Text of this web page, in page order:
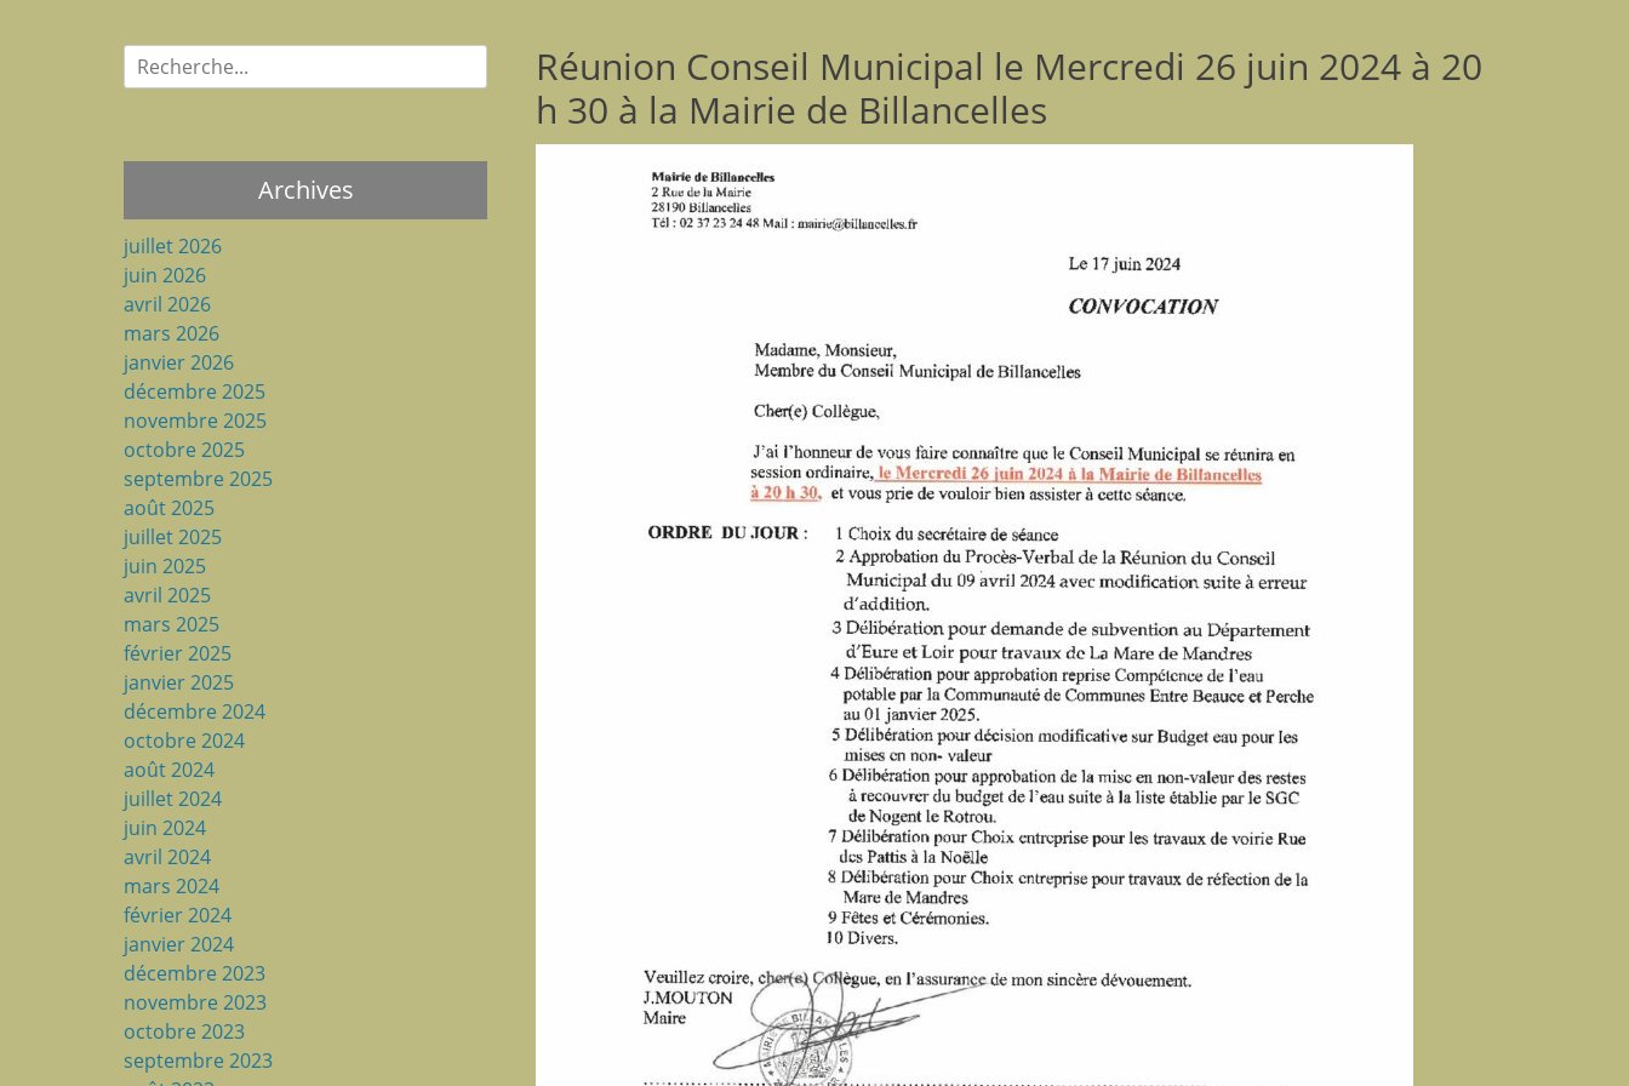
Réunion Conseil Municipal le Mercredi 26 juin 2024 à 20
h 30 à la Mairie de Billancelles
Recherche
pour:
Archives
juillet 2026
juin 2026
avril 2026
mars 2026
janvier 2026
décembre 2025
novembre 2025
octobre 2025
septembre 2025
août 2025
juillet 2025
juin 2025
avril 2025
mars 2025
février 2025
janvier 2025
décembre 2024
octobre 2024
août 2024
juillet 2024
juin 2024
avril 2024
mars 2024
février 2024
janvier 2024
décembre 2023
novembre 2023
octobre 2023
septembre 2023